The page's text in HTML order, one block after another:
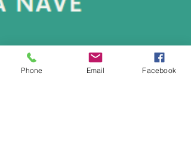
Phone Email Facebook